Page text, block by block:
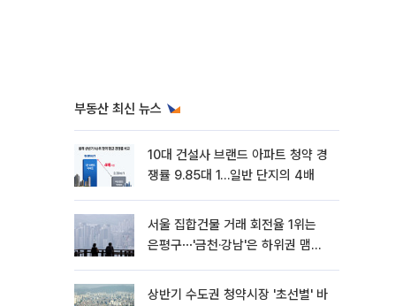
부동산 최신 뉴스
10대 건설사 브랜드 아파트 청약 경
쟁률 9.85대 1…일반 단지의 4배
서울 집합건물 거래 회전율 1위는
은평구⋯'금천·강남'은 하위권 맴돌
상반기 수도권 청약시장 '초선별' 바